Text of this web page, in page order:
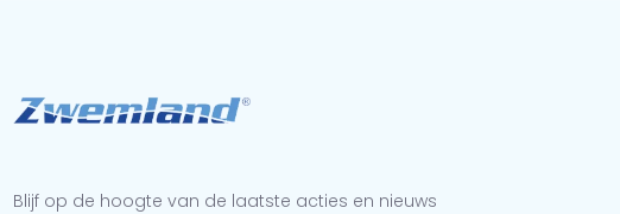
Blijf op de hoogte van de laatste acties en nieuws